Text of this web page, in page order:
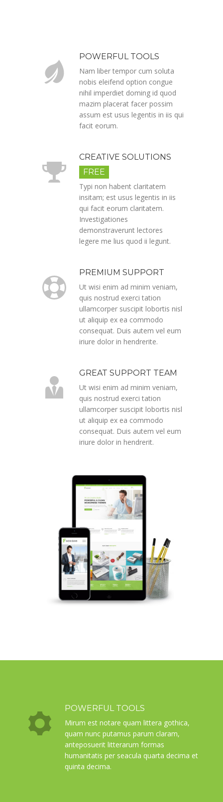
POWERFUL TOOLS
Nam liber tempor cum soluta
nobis eleifend option congue
nihil imperdiet doming id quod
mazim placerat facer possim
assum est usus legentis in iis qui
facit eorum.
CREATIVE SOLUTIONS
FREE
Typi non habent claritatem
insitam; est usus legentis in iis
qui facit eorum claritatem.
Investigationes
demonstraverunt lectores
legere me lius quod ii legunt.
PREMIUM SUPPORT
Ut wisi enim ad minim veniam,
quis nostrud exerci tation
ullamcorper suscipit lobortis nisl
ut aliquip ex ea commodo
consequat. Duis autem vel eum
iriure dolor in hendrerite.
GREAT SUPPORT TEAM
Ut wisi enim ad minim veniam,
quis nostrud exerci tation
ullamcorper suscipit lobortis nisl
ut aliquip ex ea commodo
consequat. Duis autem vel eum
iriure dolor in hendrerit.
POWERFUL TOOLS
Mirum est notare quam littera gothica,
quam nunc putamus parum claram,
anteposuerit litterarum formas
humanitatis per seacula quarta decima et
quinta decima.